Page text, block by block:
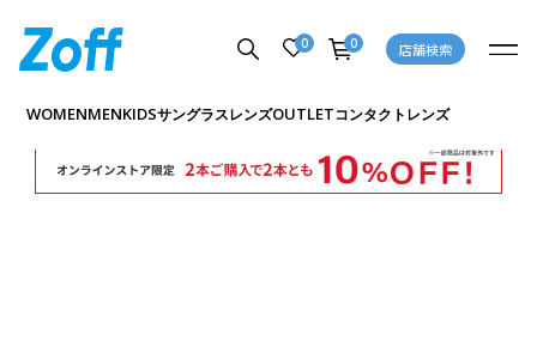
0 0 店舗検索
WOMENMENKIDSサングラスレンズOUTLETコンタクトレンズ
商品詳細ページへ